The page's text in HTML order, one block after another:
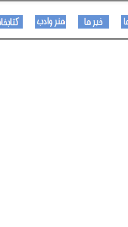
خبرونه هــــنر او